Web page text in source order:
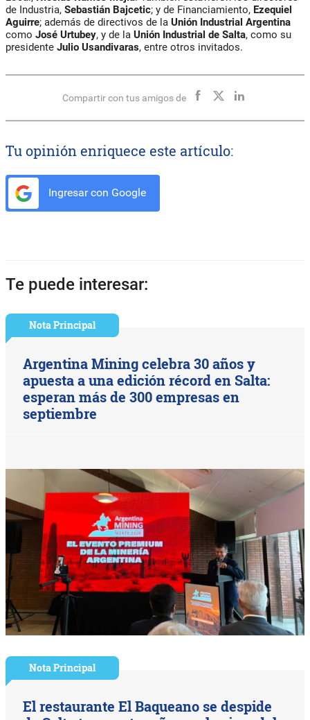
de Industria, Sebastián Bajcetic; y de Financiamiento, Ezequiel
Aguirre; además de directivos de la Unión Industrial Argentina
como José Urtubey, y de la Unión Industrial de Salta, como su
presidente Julio Usandivaras, entre otros invitados.
Compartir con tus amigos de
Tu opinión enriquece este artículo:
Ingresar con Google
Te puede interesar:
Nota Principal
Argentina Mining celebra 30 años y
apuesta a una edición récord en Salta:
esperan más de 300 empresas en
septiembre
Nota Principal
El restaurante El Baqueano se despide